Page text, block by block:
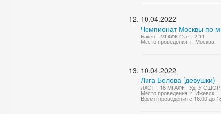
10.04.2022
Чемпионат Москвы по
Бакен - МГАФК Счет: 2:11
Место проведения: г. Москва
10.04.2022
Лига Белова (девушки)
ЛАСТ - 16 МГАФК - УдГУ
Место проведения: г. Ижевск
Время проведения с 16:00 до